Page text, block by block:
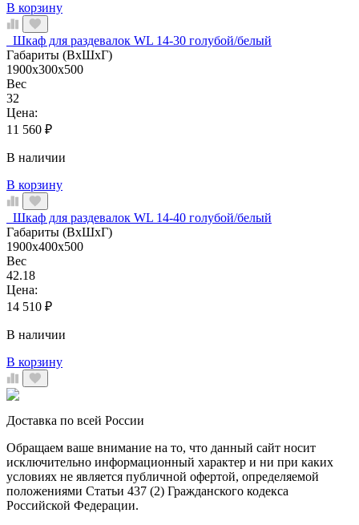
В корзину
Шкаф для раздевалок WL 14-30 голубой/белый
Габариты (ВхШхГ)
1900x300x500
Вес
32
Цена:
11 560 ₽
В наличии
В корзину
Шкаф для раздевалок WL 14-40 голубой/белый
Габариты (ВхШхГ)
1900x400x500
Вес
42.18
Цена:
14 510 ₽
В наличии
В корзину
Доставка по всей России
Обращаем ваше внимание на то, что данный сайт носит
исключительно информационный характер и ни при каких
условиях не является публичной офертой, определяемой
положениями Статьи 437 (2) Гражданского кодекса
Российской Федерации.